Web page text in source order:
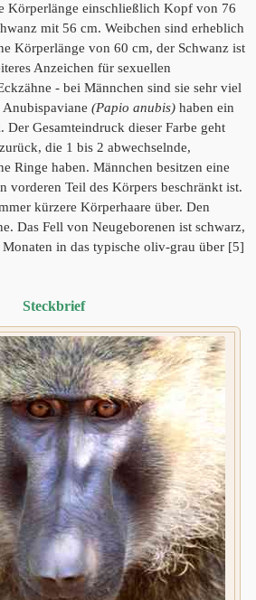
Körperlänge einschließlich Kopf von 76
mit 56 cm. Weibchen sind erheblich
Körperlänge von 60 cm, der Schwanz ist
Anzeichen für sexuellen
- bei Männchen sind sie sehr viel
(Papio anubis) haben ein
Der Gesamteindruck dieser Farbe geht
die 1 bis 2 abwechselnde,
Ringe haben. Männchen besitzen eine
vorderen Teil des Körpers beschränkt ist.
kürzere Körperhaare über. Den
Das Fell von Neugeborenen ist schwarz,
in das typische oliv-grau über [5]
Steckbrief